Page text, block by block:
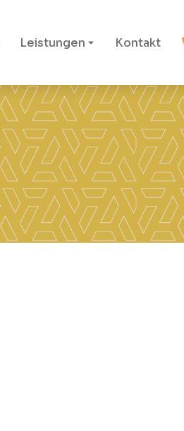
Leistungen Kontakt